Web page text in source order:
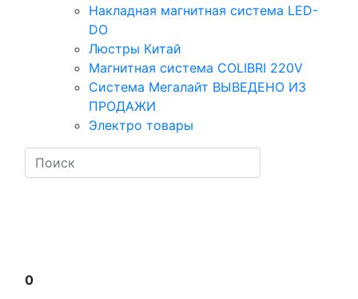
Накладная магнитная система LED-
DO
Люстры Китай
Магнитная система COLIBRI 220V
Система Мегалайт ВЫВЕДЕНО ИЗ
ПРОДАЖИ
Электро товары
0